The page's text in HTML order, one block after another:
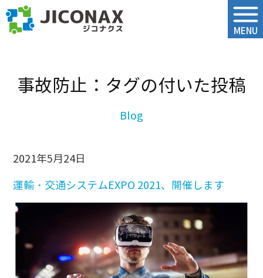
MENU
事故防止：タグの付いた投稿
2021年5月24日
運輸・交通システムEXPO 2021、開催します